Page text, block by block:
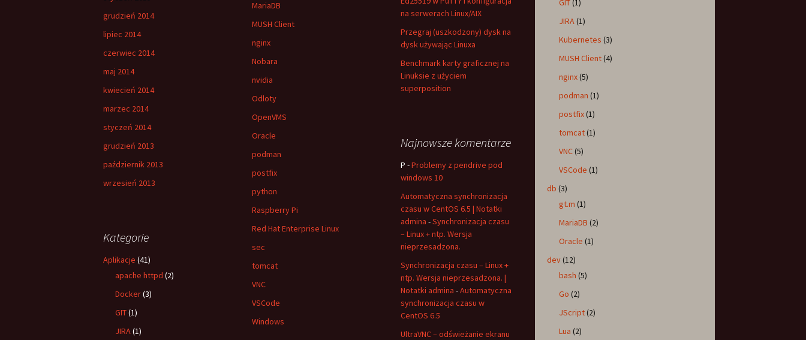
GIT(1)
JIRA(1)
Kubernetes (3)
MUSH Client(4)
nginx(5)
podman (1)
postfix(1)
tomcat(1)
VNC(5)
VSCode (1)
db (3)
gt.m (1)
MariaDB (2)
Oracle (1)
dev(12)
bash (5)
Go (2)
JScript(2)
Lua (2)
grudzień 2014
lipiec 2014
czerwiec 2014
maj 2014
kwiecień 2014
marzec 2014
styczeń 2014
grudzień 2013
październik 2013
wrzesień 2013
MariaDB
MUSH Client
nginx
Nobara
nvidia
Odloty
OpenVMS
Oracle
podman
postfix
python
Raspberry Pi
Red Hat Enterprise Linux
sec
tomcat
VNC
VSCode
Windows
na serwerach Linux/AIX
Przegraj (uszkodzony) dysk na
dysk używając Linuxa
Benchmark karty graficznej na
Linuksie z użyciem
superposition
Najnowsze komentarze
P -Problemy z pendrive pod
windows 10
Automatyczna synchronizacja
czasu w CentOS 6.5 | Notatki
admina -Synchronizacja czasu
– Linux + ntp. Wersja
nieprzesadzona.
Synchronizacja czasu – Linux +
ntp. Wersja nieprzesadzona. |
Notatki admina -Automatyczna
synchronizacja czasu w
CentOS 6.5
UltraVNC – odświeżanie ekranu
Kategorie
Aplikacje (41)
apache httpd (2)
Docker(3)
GIT(1)
JIRA(1)